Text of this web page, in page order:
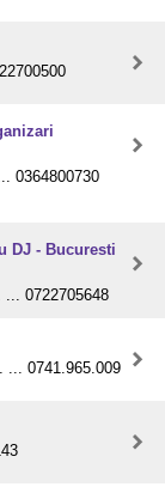
0364800730
DJ - Bucuresti
0722705648
... 0741.965.009